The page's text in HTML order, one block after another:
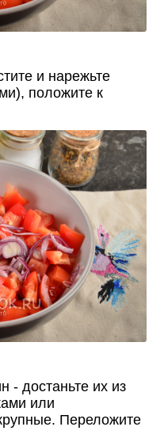
и нарежьте
положите к
- достаньте их из
или
Переложите